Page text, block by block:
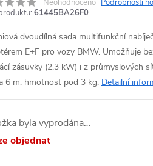
Neohodnoceno Podrobnosti
61445BA26F0
dvoudílná sada multifunkční
E+F pro vozy BMW. Umožňuje
zásuvky (2,3 kW) i z průmyslových
6 m, hmotnost pod 3 kg. Detailní
byla vyprodána…
objednat